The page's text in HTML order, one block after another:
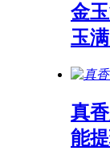
金
玉
真
能